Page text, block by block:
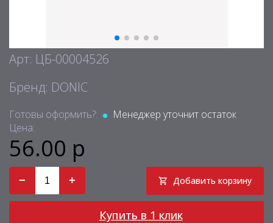
Арт: ЦБ-00004526
Бренд: DONIC
Готовы оформить?:
Менеджер уточнит остаток
Цена:
56.00 р
− + Добавить корзину
Купить в 1 клик